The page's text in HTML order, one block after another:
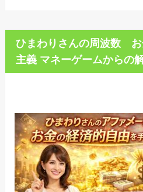
ひまわりさんの周波数 お
主義 マネーゲームからの